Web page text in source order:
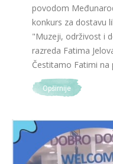
povodom
konkurs za dostavu
"Muzeji, održivost i
razreda Fatima
Čestitamo Fatimi
Opširnije